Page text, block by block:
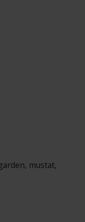
mustat,